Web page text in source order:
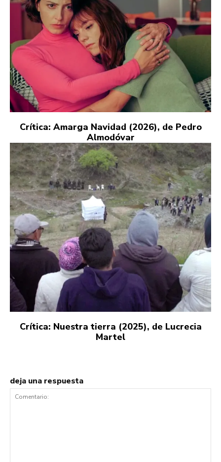
Crítica: Amarga Navidad (2026), de Pedro
Almodóvar
Crítica: Nuestra tierra (2025), de Lucrecia
Martel
deja una respuesta